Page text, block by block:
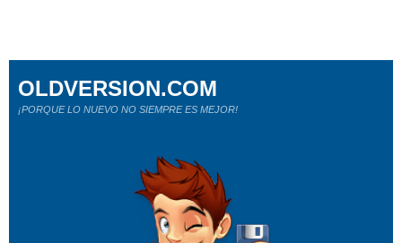
OLDVERSION.COM
¡PORQUE LO NUEVO NO SIEMPRE ES MEJOR!